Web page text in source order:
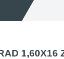
1,60X16